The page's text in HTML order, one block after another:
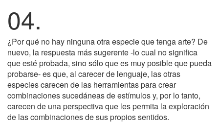
04.
¿Por qué no hay ninguna otra especie que tenga arte? De
nuevo, la respuesta más sugerente -lo cual no significa
que esté probada, sino sólo que es muy posible que pueda
probarse- es que, al carecer de lenguaje, las otras
especies carecen de las herramientas para crear
combinaciones sucedáneas de estímulos y, por lo tanto,
carecen de una perspectiva que les permita la exploración
de las combinaciones de sus propios sentidos.